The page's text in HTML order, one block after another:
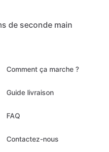
de seconde main
Comment ça marche ?
Guide livraison
FAQ
Contactez-nous